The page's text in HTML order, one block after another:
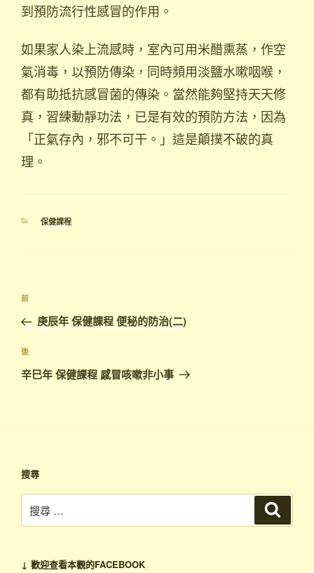
到預防流行性感冒的作用。
如果家人染上流感時，室內可用米醋熏蒸，作空
氣消毒，以預防傳染，同時頻用淡鹽水嗽咽喉，
都有助抵抗感冒菌的傳染。當然能夠堅持天天修
真，習練動靜功法，已是有效的預防方法，因為
「正氣存內，邪不可干。」這是顛撲不破的真
理。
分
保健課程
文
導
覽
上
一
篇
文
章
前
庚辰年 保健課程 便秘的防治(二)
下
篇
文
後
辛巳年 保健課程 感冒咳嗽非小事
搜尋
尋：
↓ 歡迎查看本觀的FACEBOOK